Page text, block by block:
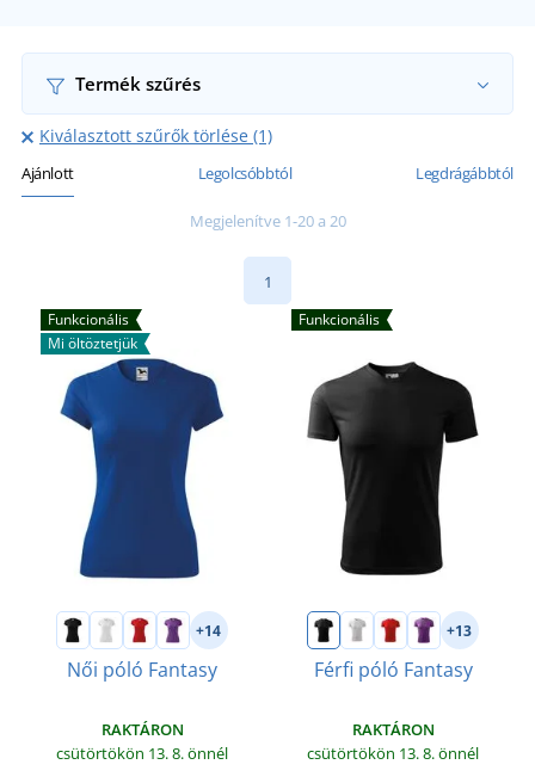
Termék szűrés
Kiválasztott szűrők törlése (1)
Ajánlott Legolcsóbbtól Legdrágábbtól
Megjelenítve 1-20 a 20
1
Funkcionális
Mi öltöztetjük
+14
Női póló Fantasy
RAKTÁRON
csütörtökön 13. 8.önnél
Funkcionális
+13
Férfi póló Fantasy
RAKTÁRON
csütörtökön 13. 8.önnél